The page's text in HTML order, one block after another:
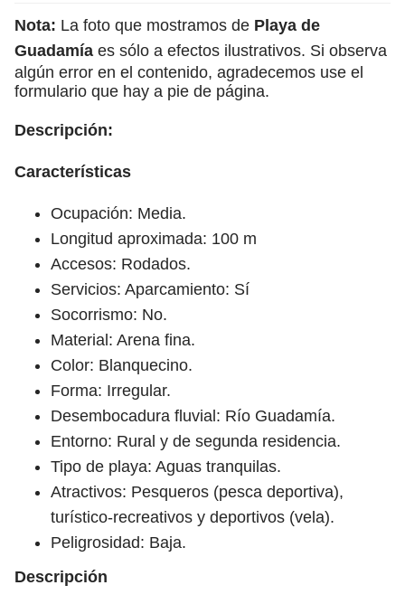
Nota: La foto que mostramos de Playa de
Guadamía es sólo a efectos ilustrativos. Si observa
algún error en el contenido, agradecemos use el
formulario que hay a pie de página.
Descripción:
Características
Ocupación: Media.
Longitud aproximada: 100 m
Accesos: Rodados.
Servicios: Aparcamiento: Sí
Socorrismo: No.
Material: Arena fina.
Color: Blanquecino.
Forma: Irregular.
Desembocadura fluvial: Río Guadamía.
Entorno: Rural y de segunda residencia.
Tipo de playa: Aguas tranquilas.
Atractivos: Pesqueros (pesca deportiva),
turístico-recreativos y deportivos (vela).
Peligrosidad: Baja.
Descripción